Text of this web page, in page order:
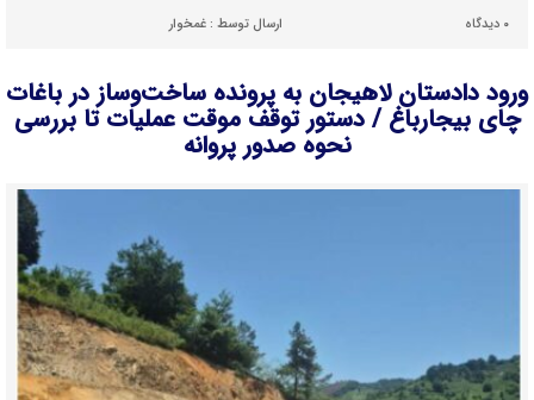
۰ دیدگاه ارسال توسط :غمخوار
ورود دادستان لاهیجان به پرونده ساخت‌وساز در باغات
چای بیجارباغ / دستور توقف موقت عملیات تا بررسی
نحوه صدور پروانه